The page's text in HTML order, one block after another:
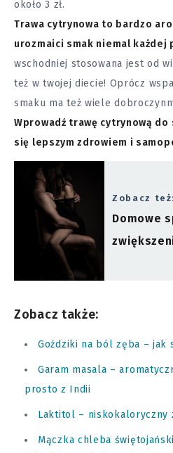
około 3 zł.
Trawa cytrynowa to bardzo
urozmaici smak niemal każdej
wschodniej stosowana jest od
też w twojej diecie! Oprócz
smaku ma też wiele
Wprowadź trawę cytrynową
się lepszym zdrowiem i
Zobacz też:
Domowe
Zobacz także:
Goździki na ból zęba – jak
Garam masala –
prosto z Indii
Laktitol – niskokaloryczny
Mączka chleba